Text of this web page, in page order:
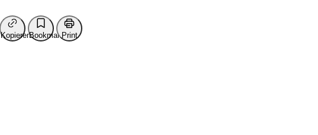
KopierenBookmarkPrint